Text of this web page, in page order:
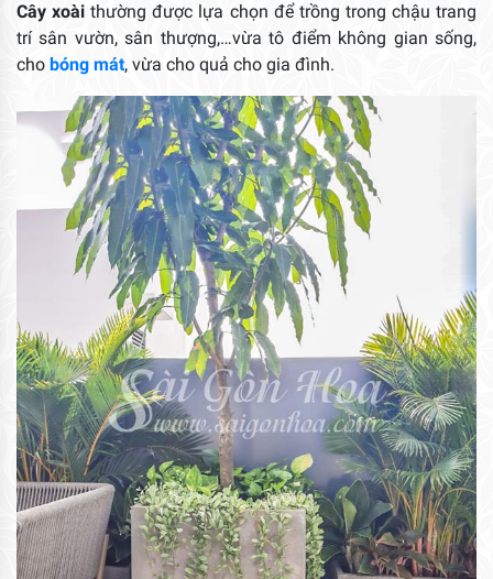
Cây xoàithường được lựa chọn để trồng trong chậu trang
trí sân vườn, sân thượng,…vừa tô điểm không gian sống,
cho bóng mát, vừa cho quả cho gia đình.